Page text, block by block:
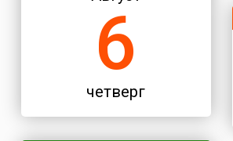
6
четверг